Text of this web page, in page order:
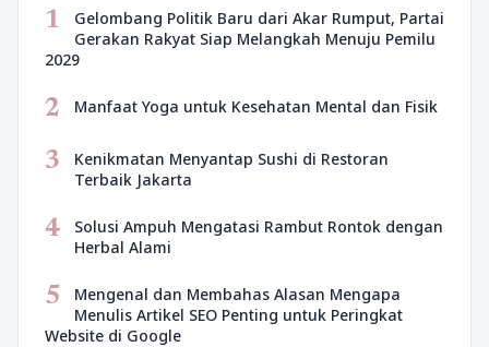
1
Gelombang Politik Baru dari Akar Rumput, Partai
Gerakan Rakyat Siap Melangkah Menuju Pemilu
2029
2 Manfaat Yoga untuk Kesehatan Mental dan Fisik
3
Kenikmatan Menyantap Sushi di Restoran
Terbaik Jakarta
4
Solusi Ampuh Mengatasi Rambut Rontok dengan
Herbal Alami
5
Mengenal dan Membahas Alasan Mengapa
Menulis Artikel SEO Penting untuk Peringkat
Website di Google